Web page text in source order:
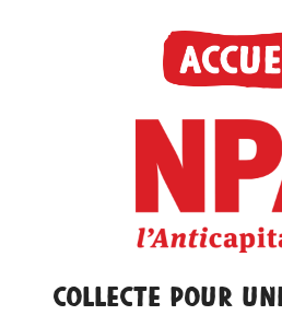
Collecte pour